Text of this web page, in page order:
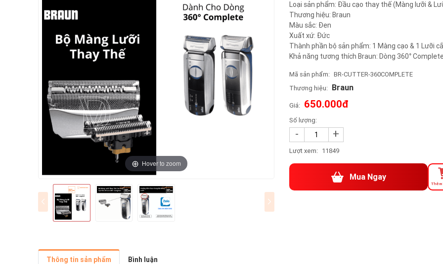
Hover to zoom
Loại sản phẩm: Đầu cạo thay thế (Màng lưỡi &
Thương hiệu: Braun
Màu sắc: Đen
Xuất xứ: Đức
Thành phần bộ sản phẩm: 1 Màng cạo & 1 Lưỡi
Khả năng tương thích Braun: Dòng 360°
Mã sản phẩm: BR-CUTTER-360COMPLETE
Thương hiệu: Braun
Giá: 650.000đ
Số lượng:
- +
Lượt xem: 11849
Mua Ngay
Thêm
Thông tin sản phẩm Bình luận